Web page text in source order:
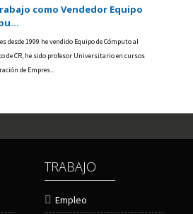
como Vendedor Equipo
desde 1999 he vendido Equipo de Cómputo al
de CR, he sido profesor Universitario en cursos
de Empres...
TRABAJO
Empleo